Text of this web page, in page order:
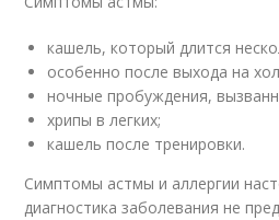
кашель, который длится
особенно после выхода на
ночные пробуждения,
хрипы в легких;
кашель после тренировки.
Симптомы астмы и аллергии
диагностика заболевания не